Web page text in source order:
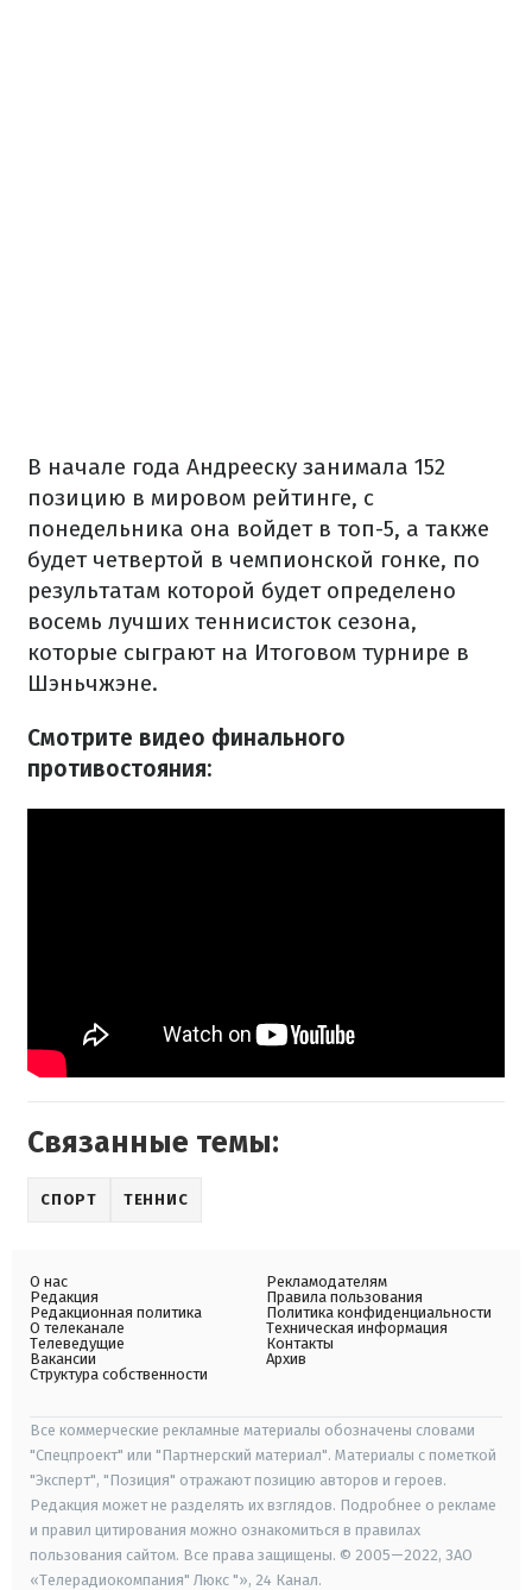
В начале года Андрееску занимала 152
позицию в мировом рейтинге, с
понедельника она войдет в топ-5, а также
будет четвертой в чемпионской гонке, по
результатам которой будет определено
восемь лучших теннисисток сезона,
которые сыграют на Итоговом турнире в
Шэньчжэне.
Смотрите видео финального
противостояния:
Связанные темы:
СПОРТ ТЕННИС
О нас
Редакция
Редакционная политика
О телеканале
Телеведущие
Вакансии
Структура собственности
Рекламодателям
Правила пользования
Политика конфиденциальности
Техническая информация
Контакты
Архив
Все коммерческие рекламные материалы обозначены словами
"Спецпроект" или "Партнерский материал". Материалы с пометкой
"Эксперт", "Позиция" отражают позицию авторов и героев.
Редакция может не разделять их взглядов. Подробнее о рекламе
и правил цитирования можно ознакомиться в правилах
пользования сайтом. Все права защищены. © 2005—2022, ЗАО
«Телерадиокомпания" Люкс "», 24 Канал.